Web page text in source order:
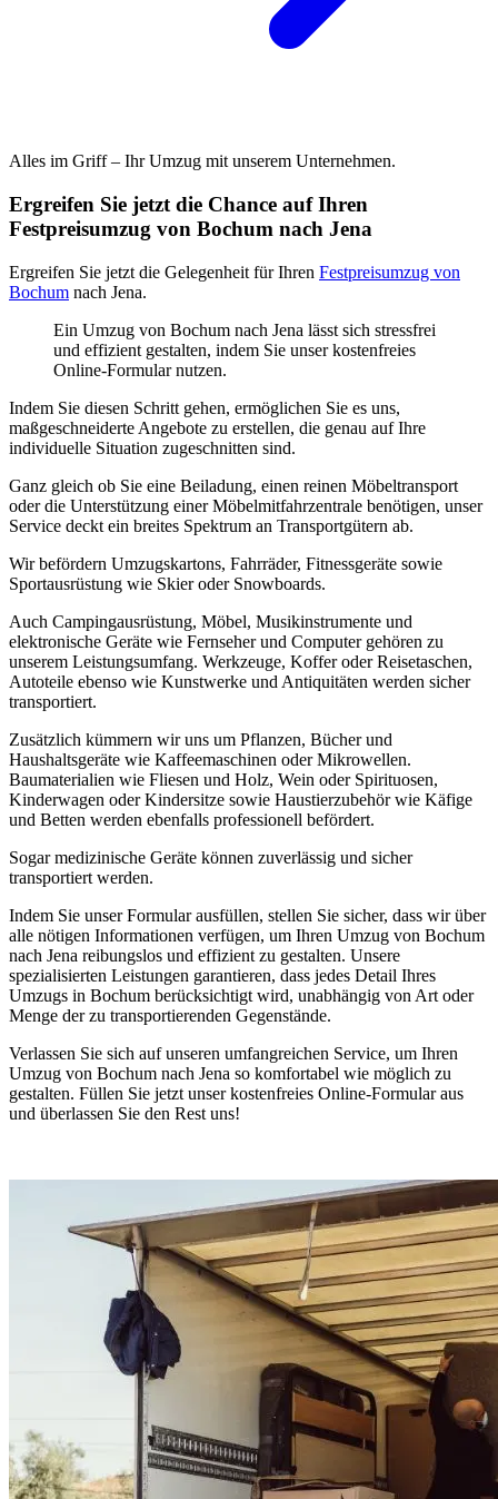
Alles im Griff – Ihr Umzug mit unserem Unternehmen.
Ergreifen Sie jetzt die Chance auf Ihren
Festpreisumzug von Bochum nach Jena
Ergreifen Sie jetzt die Gelegenheit für Ihren Festpreisumzug von
Bochum nach Jena.
Ein Umzug von Bochum nach Jena lässt sich stressfrei
und effizient gestalten, indem Sie unser kostenfreies
Online-Formular nutzen.
Indem Sie diesen Schritt gehen, ermöglichen Sie es uns,
maßgeschneiderte Angebote zu erstellen, die genau auf Ihre
individuelle Situation zugeschnitten sind.
Ganz gleich ob Sie eine Beiladung, einen reinen Möbeltransport
oder die Unterstützung einer Möbelmitfahrzentrale benötigen, unser
Service deckt ein breites Spektrum an Transportgütern ab.
Wir befördern Umzugskartons, Fahrräder, Fitnessgeräte sowie
Sportausrüstung wie Skier oder Snowboards.
Auch Campingausrüstung, Möbel, Musikinstrumente und
elektronische Geräte wie Fernseher und Computer gehören zu
unserem Leistungsumfang. Werkzeuge, Koffer oder Reisetaschen,
Autoteile ebenso wie Kunstwerke und Antiquitäten werden sicher
transportiert.
Zusätzlich kümmern wir uns um Pflanzen, Bücher und
Haushaltsgeräte wie Kaffeemaschinen oder Mikrowellen.
Baumaterialien wie Fliesen und Holz, Wein oder Spirituosen,
Kinderwagen oder Kindersitze sowie Haustierzubehör wie Käfige
und Betten werden ebenfalls professionell befördert.
Sogar medizinische Geräte können zuverlässig und sicher
transportiert werden.
Indem Sie unser Formular ausfüllen, stellen Sie sicher, dass wir über
alle nötigen Informationen verfügen, um Ihren Umzug von Bochum
nach Jena reibungslos und effizient zu gestalten. Unsere
spezialisierten Leistungen garantieren, dass jedes Detail Ihres
Umzugs in Bochum berücksichtigt wird, unabhängig von Art oder
Menge der zu transportierenden Gegenstände.
Verlassen Sie sich auf unseren umfangreichen Service, um Ihren
Umzug von Bochum nach Jena so komfortabel wie möglich zu
gestalten. Füllen Sie jetzt unser kostenfreies Online-Formular aus
und überlassen Sie den Rest uns!